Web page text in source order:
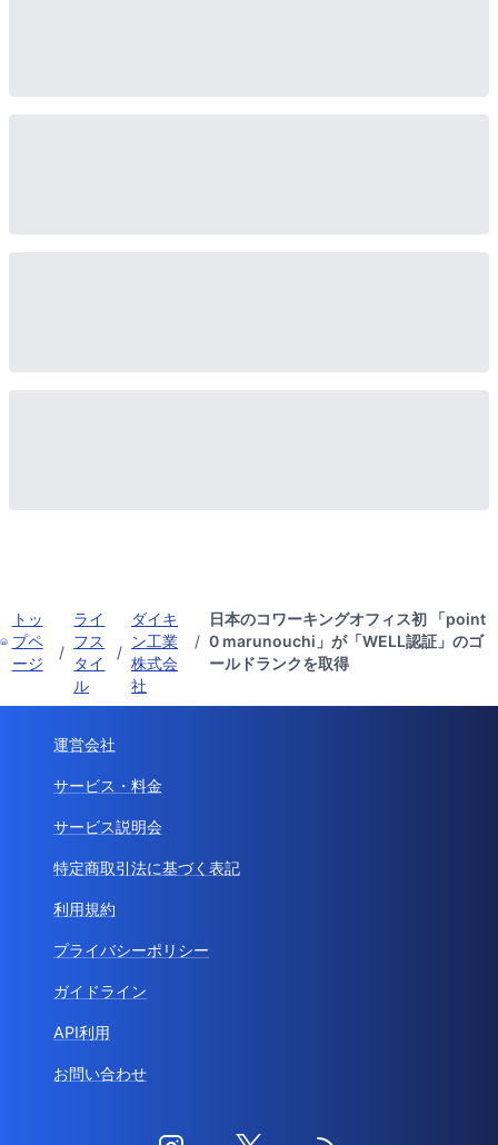
トッ
プペ
ージ
/
ライ
フス
タイ
ル
/
ダイキ
ン工業
株式会
社
/
日本のコワーキングオフィス初 「point
0 marunouchi」が「WELL認証」のゴ
ールドランクを取得
運営会社
サービス・料金
サービス説明会
特定商取引法に基づく表記
利用規約
プライバシーポリシー
ガイドライン
API利用
お問い合わせ